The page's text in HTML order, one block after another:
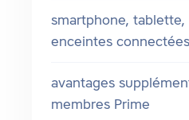
smartphone,
enceintes connectées
avantages
membres Prime